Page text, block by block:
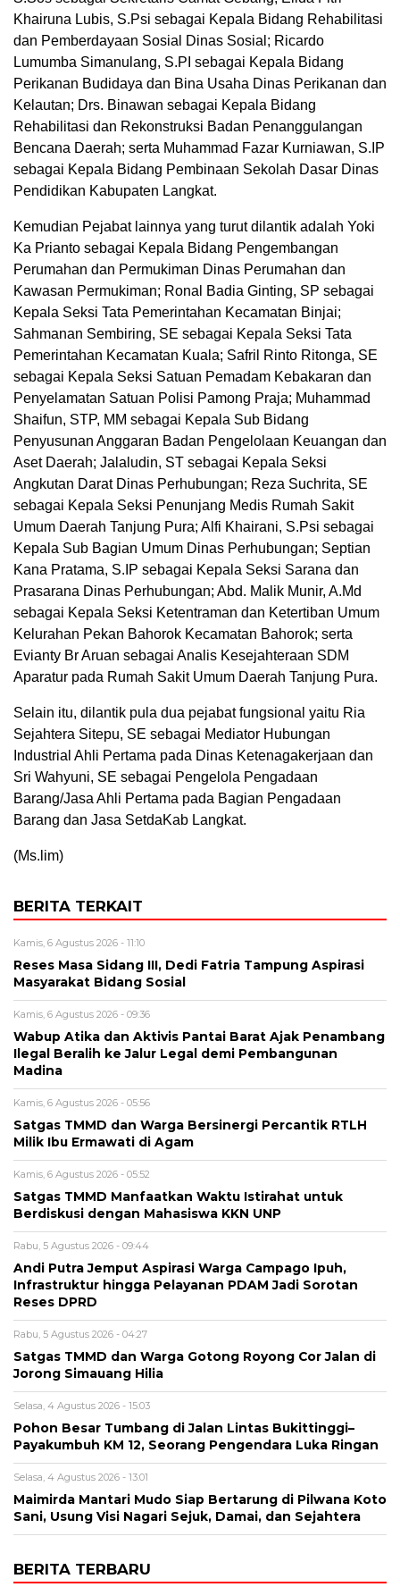
Khairuna Lubis, S.Psi sebagai Kepala Bidang Rehabilitasi
dan Pemberdayaan Sosial Dinas Sosial; Ricardo
Lumumba Simanulang, S.PI sebagai Kepala Bidang
Perikanan Budidaya dan Bina Usaha Dinas Perikanan dan
Kelautan; Drs. Binawan sebagai Kepala Bidang
Rehabilitasi dan Rekonstruksi Badan Penanggulangan
Bencana Daerah; serta Muhammad Fazar Kurniawan, S.IP
sebagai Kepala Bidang Pembinaan Sekolah Dasar Dinas
Pendidikan Kabupaten Langkat.
Kemudian Pejabat lainnya yang turut dilantik adalah Yoki
Ka Prianto sebagai Kepala Bidang Pengembangan
Perumahan dan Permukiman Dinas Perumahan dan
Kawasan Permukiman; Ronal Badia Ginting, SP sebagai
Kepala Seksi Tata Pemerintahan Kecamatan Binjai;
Sahmanan Sembiring, SE sebagai Kepala Seksi Tata
Pemerintahan Kecamatan Kuala; Safril Rinto Ritonga, SE
sebagai Kepala Seksi Satuan Pemadam Kebakaran dan
Penyelamatan Satuan Polisi Pamong Praja; Muhammad
Shaifun, STP, MM sebagai Kepala Sub Bidang
Penyusunan Anggaran Badan Pengelolaan Keuangan dan
Aset Daerah; Jalaludin, ST sebagai Kepala Seksi
Angkutan Darat Dinas Perhubungan; Reza Suchrita, SE
sebagai Kepala Seksi Penunjang Medis Rumah Sakit
Umum Daerah Tanjung Pura; Alfi Khairani, S.Psi sebagai
Kepala Sub Bagian Umum Dinas Perhubungan; Septian
Kana Pratama, S.IP sebagai Kepala Seksi Sarana dan
Prasarana Dinas Perhubungan; Abd. Malik Munir, A.Md
sebagai Kepala Seksi Ketentraman dan Ketertiban Umum
Kelurahan Pekan Bahorok Kecamatan Bahorok; serta
Evianty Br Aruan sebagai Analis Kesejahteraan SDM
Aparatur pada Rumah Sakit Umum Daerah Tanjung Pura.
Selain itu, dilantik pula dua pejabat fungsional yaitu Ria
Sejahtera Sitepu, SE sebagai Mediator Hubungan
Industrial Ahli Pertama pada Dinas Ketenagakerjaan dan
Sri Wahyuni, SE sebagai Pengelola Pengadaan
Barang/Jasa Ahli Pertama pada Bagian Pengadaan
Barang dan Jasa SetdaKab Langkat.
(Ms.lim)
BERITA TERKAIT
Kamis, 6 Agustus 2026 - 11:10
Reses Masa Sidang III, Dedi Fatria Tampung Aspirasi
Masyarakat Bidang Sosial
Kamis, 6 Agustus 2026 - 09:36
Wabup Atika dan Aktivis Pantai Barat Ajak Penambang
Ilegal Beralih ke Jalur Legal demi Pembangunan
Madina
Kamis, 6 Agustus 2026 - 05:56
Satgas TMMD dan Warga Bersinergi Percantik RTLH
Milik Ibu Ermawati di Agam
Kamis, 6 Agustus 2026 - 05:52
Satgas TMMD Manfaatkan Waktu Istirahat untuk
Berdiskusi dengan Mahasiswa KKN UNP
Rabu, 5 Agustus 2026 - 09:44
Andi Putra Jemput Aspirasi Warga Campago Ipuh,
Infrastruktur hingga Pelayanan PDAM Jadi Sorotan
Reses DPRD
Rabu, 5 Agustus 2026 - 04:27
Satgas TMMD dan Warga Gotong Royong Cor Jalan di
Jorong Simauang Hilia
Selasa, 4 Agustus 2026 - 15:03
Pohon Besar Tumbang di Jalan Lintas Bukittinggi–
Payakumbuh KM 12, Seorang Pengendara Luka Ringan
Selasa, 4 Agustus 2026 - 13:01
Maimirda Mantari Mudo Siap Bertarung di Pilwana Koto
Sani, Usung Visi Nagari Sejuk, Damai, dan Sejahtera
BERITA TERBARU